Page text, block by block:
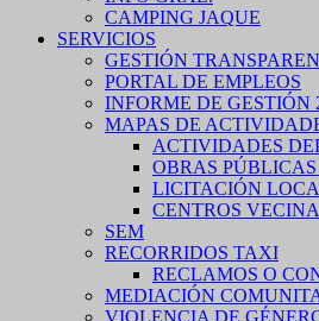
CAMPING JAQUE
SERVICIOS
GESTIÓN
PORTAL DE EMPLEOS
INFORME DE GESTIÓN
MAPAS DE
ACTIVIDADES
OBRAS
LICITACIÓN
CENTROS
SEM
RECORRIDOS TAXI
RECLAMOS O
MEDIACIÓN
VIOLENCIA DE